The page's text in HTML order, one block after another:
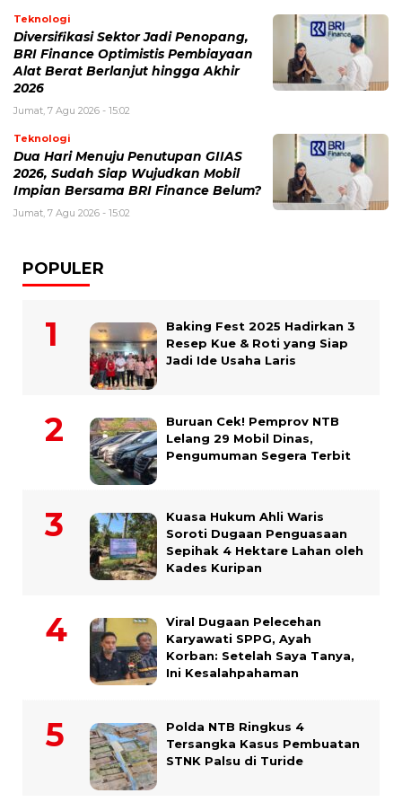
Teknologi
Diversifikasi Sektor Jadi Penopang,
BRI Finance Optimistis Pembiayaan
Alat Berat Berlanjut hingga Akhir
2026
Jumat, 7 Agu 2026 - 15:02
Teknologi
Dua Hari Menuju Penutupan GIIAS
2026, Sudah Siap Wujudkan Mobil
Impian Bersama BRI Finance Belum?
Jumat, 7 Agu 2026 - 15:02
POPULER
Baking Fest 2025 Hadirkan 3
Resep Kue & Roti yang Siap
Jadi Ide Usaha Laris
Buruan Cek! Pemprov NTB
Lelang 29 Mobil Dinas,
Pengumuman Segera Terbit
Kuasa Hukum Ahli Waris
Soroti Dugaan Penguasaan
Sepihak 4 Hektare Lahan oleh
Kades Kuripan
Viral Dugaan Pelecehan
Karyawati SPPG, Ayah
Korban: Setelah Saya Tanya,
Ini Kesalahpahaman
Polda NTB Ringkus 4
Tersangka Kasus Pembuatan
STNK Palsu di Turide